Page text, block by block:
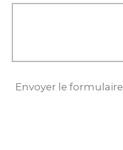
Envoyer le formulaire